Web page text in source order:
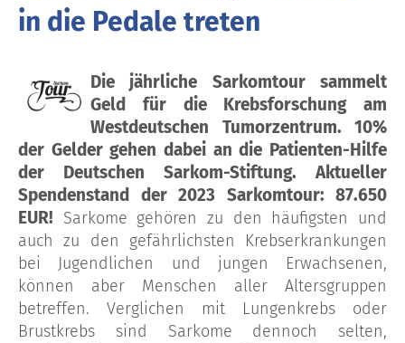
in die Pedale treten
Die jährliche Sarkomtour sammelt
Geld für die Krebsforschung am
Westdeutschen Tumorzentrum. 10%
der Gelder gehen dabei an die Patienten-Hilfe
der Deutschen Sarkom-Stiftung. Aktueller
Spendenstand der 2023 Sarkomtour: 87.650
EUR! Sarkome gehören zu den häufigsten und
auch zu den gefährlichsten Krebserkrankungen
bei Jugendlichen und jungen Erwachsenen,
können aber Menschen aller Altersgruppen
betreffen. Verglichen mit Lungenkrebs oder
Brustkrebs sind Sarkome dennoch selten,